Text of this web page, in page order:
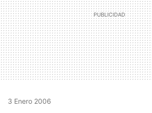
3 Enero 2006